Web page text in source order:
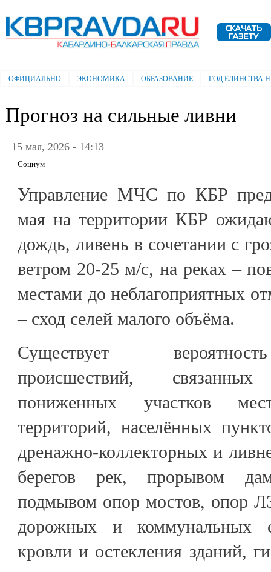
Электронная газета "Кабардино-
Балкарская правда"
Главное меню
ОФИЦИАЛЬНО ЭКОНОМИКА ОБРАЗОВАНИЕ ГОД ЕДИНСТВА
Прогноз на сильные ливни
15 мая, 2026 - 14:13
Социум
Управление МЧС по КБР
мая на территории КБР
дождь, ливень в сочетании с
ветром 20-25 м/с, на реках –
местами до неблагоприятных
– сход селей малого объёма.
Существует
происшествий,
пониженных участков
территорий, населённых
дренажно-коллекторных и
берегов рек, прорывом
подмывом опор мостов, опор
дорожных и коммунальных
кровли и остекления зданий,